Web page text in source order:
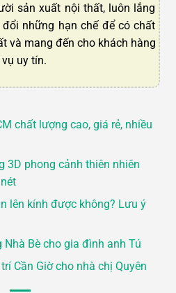
sản xuất nội thất, luôn lắng
đổi những hạn chế để có chất
và mang đến cho khách hàng
uy tín.
chất lượng cao, giá rẻ, nhiều
3D phong cảnh thiên nhiên
lên kính được không? Lưu ý
Bè cho gia đình anh Tú
Cần Giờ cho nhà chị Quyên